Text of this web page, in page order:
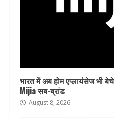
भारत में अब होम एप्लायंसेज भी
Mijia सब-ब्रांड
August 8, 2026